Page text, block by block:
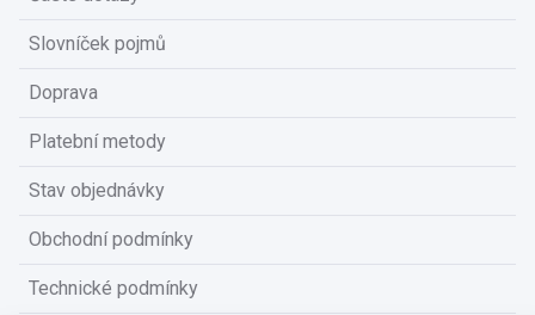
Slovníček pojmů
Doprava
Platební metody
Stav objednávky
Obchodní podmínky
Technické podmínky